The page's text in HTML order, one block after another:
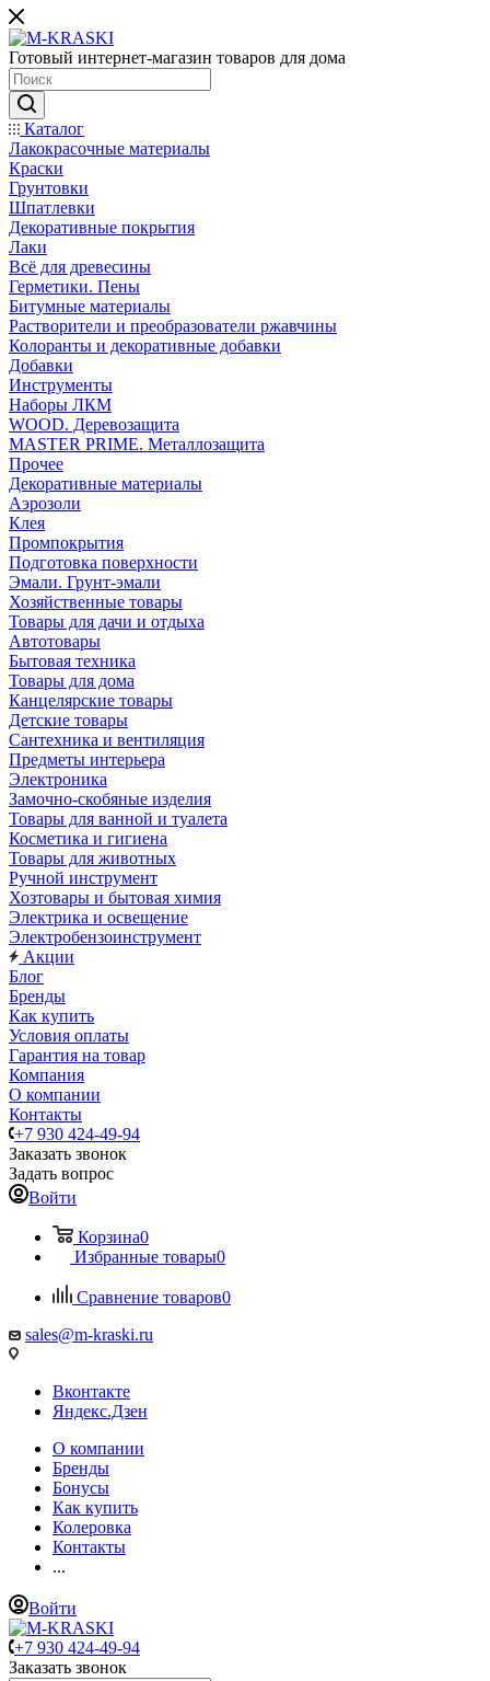
Готовый интернет-магазин товаров для дома
Каталог
Лакокрасочные материалы
Краски
Грунтовки
Шпатлевки
Декоративные покрытия
Лаки
Всё для древесины
Герметики. Пены
Битумные материалы
Растворители и преобразователи ржавчины
Колоранты и декоративные добавки
Добавки
Инструменты
Наборы ЛКМ
WOOD. Деревозащита
MASTER PRIME. Металлозащита
Прочее
Декоративные материалы
Аэрозоли
Клея
Промпокрытия
Подготовка поверхности
Эмали. Грунт-эмали
Хозяйственные товары
Товары для дачи и отдыха
Автотовары
Бытовая техника
Товары для дома
Канцелярские товары
Детские товары
Сантехника и вентиляция
Предметы интерьера
Электроника
Замочно-скобяные изделия
Товары для ванной и туалета
Косметика и гигиена
Товары для животных
Ручной инструмент
Хозтовары и бытовая химия
Электрика и освещение
Электробензоинструмент
Акции
Блог
Бренды
Как купить
Условия оплаты
Гарантия на товар
Компания
О компании
Контакты
+7 930 424-49-94
Заказать звонок
Задать вопрос
Войти
Корзина0
Избранные товары0
Сравнение товаров0
sales@m-kraski.ru
Вконтакте
Яндекс.Дзен
О компании
Бренды
Бонусы
Как купить
Колеровка
Контакты
...
Войти
+7 930 424-49-94
Заказать звонок